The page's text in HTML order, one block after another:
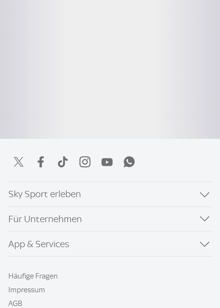
Sky Sport erleben
Für Unternehmen
App & Services
Häufige Fragen
Impressum
AGB